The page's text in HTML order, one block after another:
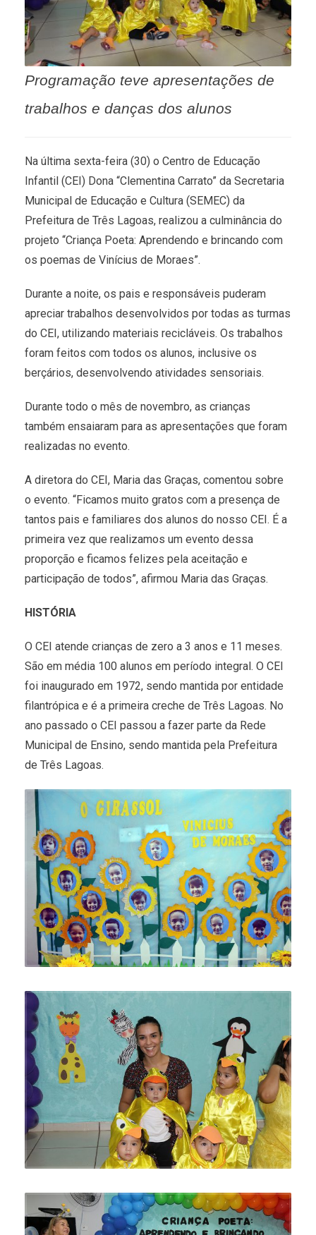
Programação teve apresentações de
trabalhos e danças dos alunos
Na última sexta-feira (30) o Centro de Educação
Infantil (CEI) Dona “Clementina Carrato” da Secretaria
Municipal de Educação e Cultura (SEMEC) da
Prefeitura de Três Lagoas, realizou a culminância do
projeto “Criança Poeta: Aprendendo e brincando com
os poemas de Vinícius de Moraes”.
Durante a noite, os pais e responsáveis puderam
apreciar trabalhos desenvolvidos por todas as turmas
do CEI, utilizando materiais recicláveis. Os trabalhos
foram feitos com todos os alunos, inclusive os
berçários, desenvolvendo atividades sensoriais.
Durante todo o mês de novembro, as crianças
também ensaiaram para as apresentações que foram
realizadas no evento.
A diretora do CEI, Maria das Graças, comentou sobre
o evento. “Ficamos muito gratos com a presença de
tantos pais e familiares dos alunos do nosso CEI. É a
primeira vez que realizamos um evento dessa
proporção e ficamos felizes pela aceitação e
participação de todos”, afirmou Maria das Graças.
HISTÓRIA
O CEI atende crianças de zero a 3 anos e 11 meses.
São em média 100 alunos em período integral. O CEI
foi inaugurado em 1972, sendo mantida por entidade
filantrópica e é a primeira creche de Três Lagoas. No
ano passado o CEI passou a fazer parte da Rede
Municipal de Ensino, sendo mantida pela Prefeitura
de Três Lagoas.